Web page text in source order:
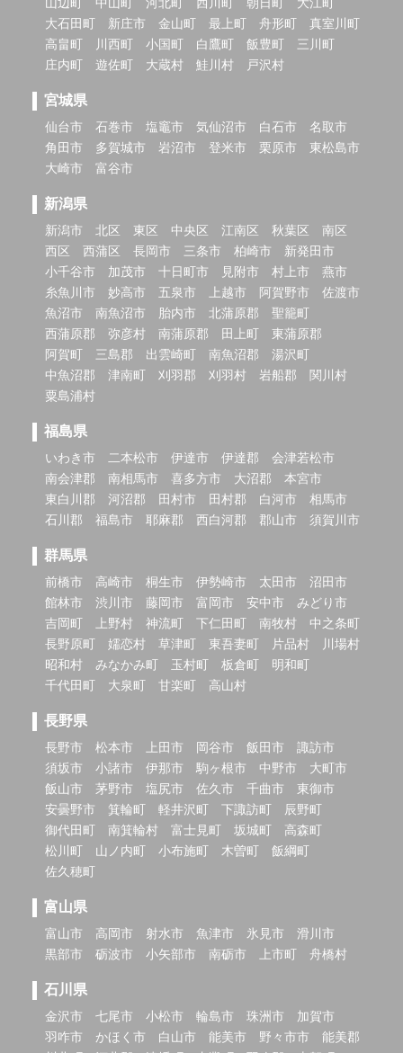
大石田町
新庄市 金山町 最上町 舟形町
真室川町
高畠町
川西町 小国町 白鷹町 飯豊町
三川町
庄内町
遊佐町 大蔵村 鮭川村 戸沢村
宮城県
仙台市 石巻市 塩竈市 気仙沼市 白石市
名取市
角田市
多賀城市 岩沼市 登米市 栗原市
東松島市
大崎市
富谷市
新潟県
新潟市 北区 東区 中央区 江南区 秋葉区
南区
西区
西蒲区 長岡市 三条市 柏崎市
新発田市
小千谷市
加茂市 十日町市 見附市 村上市
燕市
糸魚川市
妙高市 五泉市 上越市 阿賀野市
佐渡市
魚沼市
南魚沼市 胎内市 北蒲原郡
聖籠町
西蒲原郡
弥彦村 南蒲原郡 田上町
東蒲原郡
阿賀町
三島郡 出雲崎町 南魚沼郡
湯沢町
中魚沼郡
津南町 刈羽郡 刈羽村 岩船郡
関川村
粟島浦村
福島県
いわき市 二本松市 伊達市 伊達郡
会津若松市
南会津郡
南相馬市 喜多方市 大沼郡
本宮市
東白川郡
河沼郡 田村市 田村郡 白河市
相馬市
石川郡
福島市 耶麻郡 西白河郡 郡山市 須賀川市
群馬県
前橋市 高崎市 桐生市 伊勢崎市 太田市
沼田市
館林市
渋川市 藤岡市 富岡市 安中市
みどり市
吉岡町
上野村 神流町 下仁田町 南牧村
中之条町
長野原町
嬬恋村 草津町 東吾妻町 片品村
川場村
昭和村
みなかみ町 玉村町 板倉町
明和町
千代田町
大泉町 甘楽町 高山村
長野県
長野市 松本市 上田市 岡谷市 飯田市
諏訪市
須坂市
小諸市 伊那市 駒ヶ根市 中野市
大町市
飯山市
茅野市 塩尻市 佐久市 千曲市
東御市
安曇野市
箕輪町 軽井沢町 下諏訪町
辰野町
御代田町
南箕輪村 富士見町 坂城町
高森町
松川町
山ノ内町 小布施町 木曽町
飯綱町
佐久穂町
富山県
富山市 高岡市 射水市 魚津市 氷見市
滑川市
黒部市
砺波市 小矢部市 南砺市 上市町 舟橋村
石川県
金沢市 七尾市 小松市 輪島市 珠洲市
加賀市
羽咋市
かほく市 白山市 能美市 野々市市
能美郡